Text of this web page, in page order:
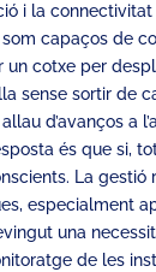
i la
capaços de
un cotxe per
sense sortir de
d’avanços a
és que si,
La gestió
especialment
una
de les